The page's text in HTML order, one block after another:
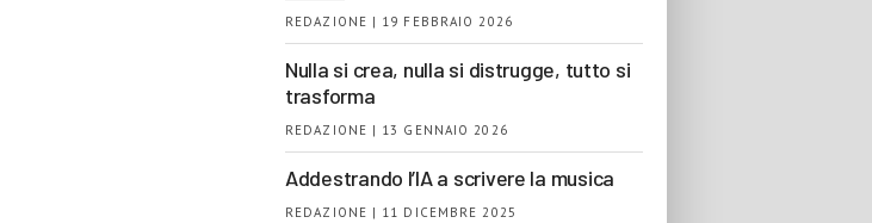
REDAZIONE | 19 FEBBRAIO 2026
Nulla si crea, nulla si distrugge, tutto si
trasforma
REDAZIONE | 13 GENNAIO 2026
Addestrando l’IA a scrivere la musica
REDAZIONE | 11 DICEMBRE 2025